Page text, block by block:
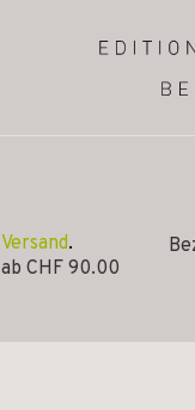
Versand.
CHF 90.00